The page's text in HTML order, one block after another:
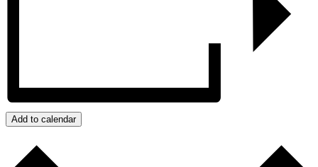
Add to calendar